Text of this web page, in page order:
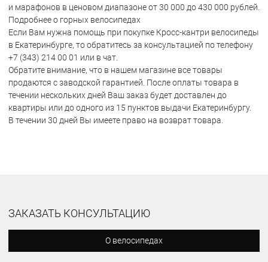
и марафонов в ценовом диапазоне от 30 000 до 430 000 рублей.
Подробнее о горных велосипедах
Если Вам нужна помощь при покупке Кросс-кантри велосипеды
в Екатеринбурге, то обратитесь за консультацией по телефону
+7 (343) 214 00 01 или в чат.
Обратите внимание, что в нашем магазине все товары
продаются с заводской гарантией. После оплаты товара в
течении нескольких дней Ваш заказ будет доставлен до
квартиры или до одного из 15 пунктов выдачи Екатеринбургу.
В течении 30 дней Вы имеете право на возврат товара.
ЗАКАЗАТЬ КОНСУЛЬТАЦИЮ
О велосипедах